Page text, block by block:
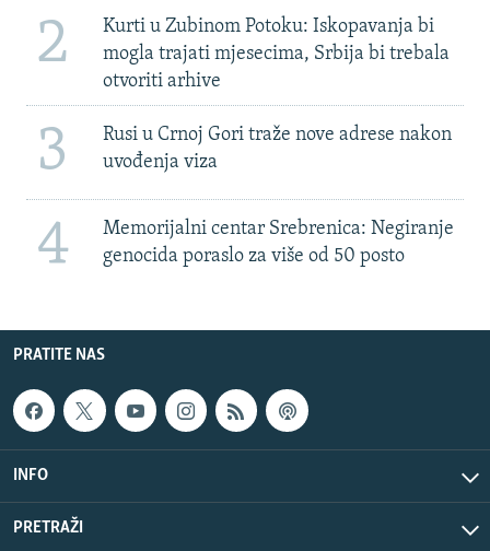
2
Kurti u Zubinom Potoku: Iskopavanja bi
mogla trajati mjesecima, Srbija bi trebala
otvoriti arhive
3
Rusi u Crnoj Gori traže nove adrese nakon
uvođenja viza
4
Memorijalni centar Srebrenica: Negiranje
genocida poraslo za više od 50 posto
PRATITE NAS
INFO
PRETRAŽI